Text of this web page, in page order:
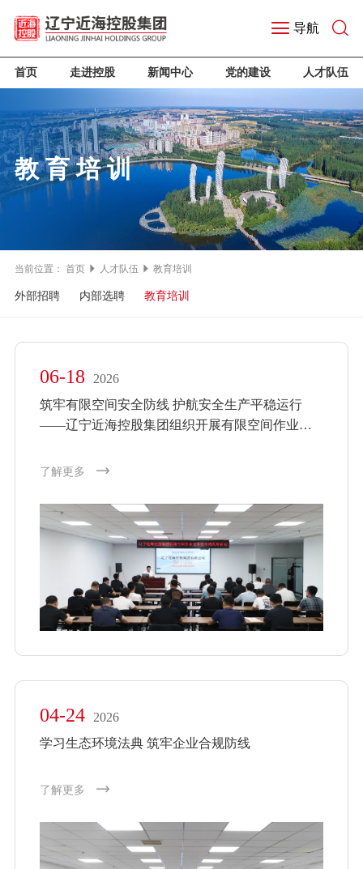
导航
首页 走进控股 新闻中心 党的建设 人才队伍
教育培训
当前位置： 首页 人才队伍 教育培训
外部招聘 内部选聘 教育培训
06-18
2026
筑牢有限空间安全防线 护航安全生产平稳运行
——辽宁近海控股集团组织开展有限空间作业安
了解更多
04-24
2026
学习生态环境法典 筑牢企业合规防线
了解更多